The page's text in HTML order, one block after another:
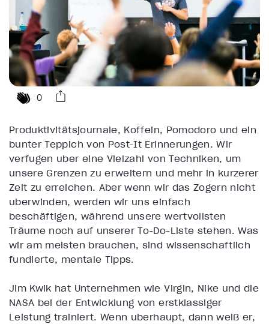
0
Produktivitätsjournale, Koffein, Pomodoro und ein
bunter Teppich von Post-It Erinnerungen. Wir
verfügen über eine Vielzahl von Techniken, um
unsere Grenzen zu erweitern und mehr in kürzerer
Zeit zu erreichen. Aber wenn wir das Zögern nicht
überwinden, werden wir uns einfach
beschäftigen, während unsere wertvollsten
Träume noch auf unserer To-Do-Liste stehen. Was
wir am meisten brauchen, sind wissenschaftlich
fundierte, mentale Tipps.
Jim Kwik hat Unternehmen wie Virgin, Nike und die
NASA bei der Entwicklung von erstklassiger
Leistung trainiert. Wenn überhaupt, dann weiß er,